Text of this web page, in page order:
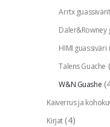
Arrtx guassivärit
Daler&Rowney
HIMI guassiväri
Talens Guache
W&N Guashe
Kaiverrus ja
Kirjat (4)